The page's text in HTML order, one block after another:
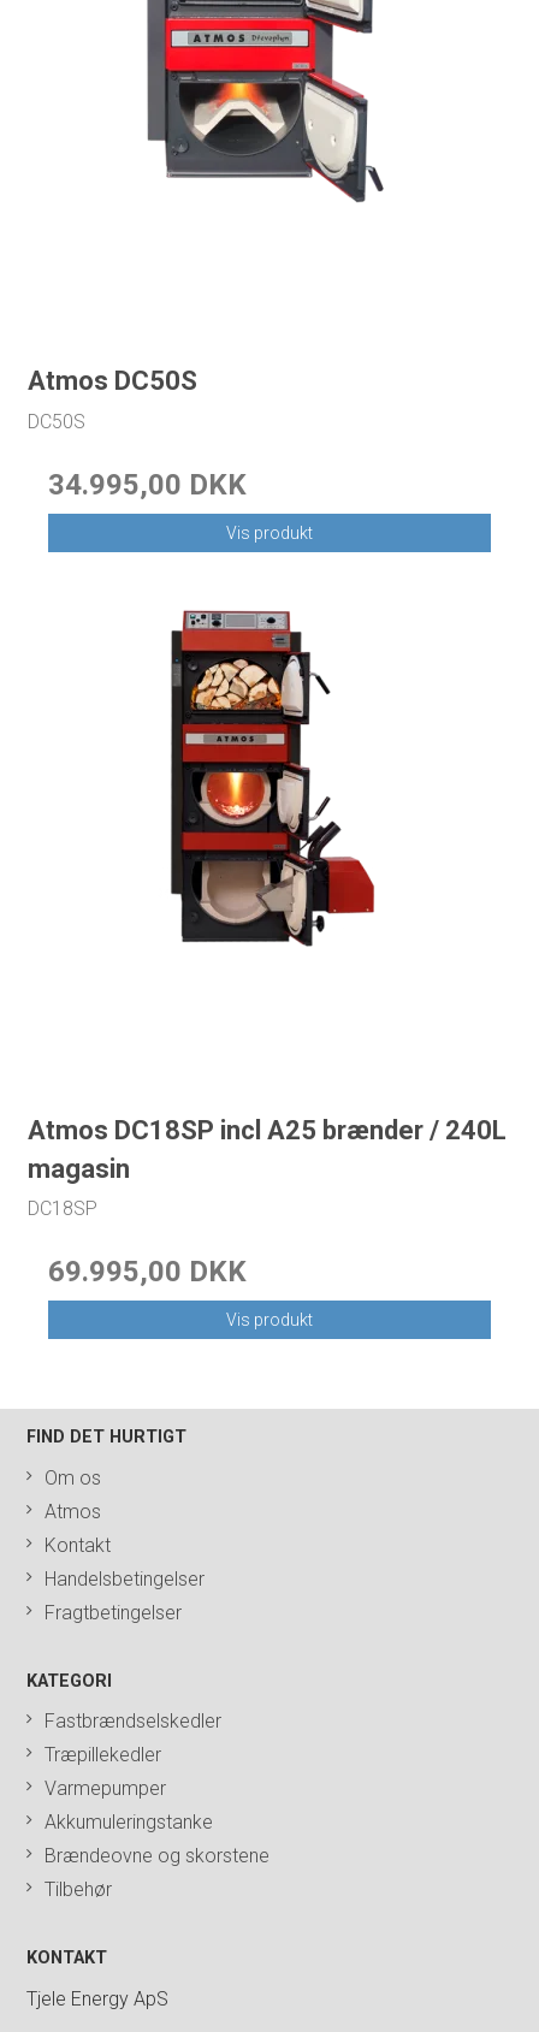
Atmos DC50S
DC50S
34.995,00 DKK
Vis produkt
Atmos DC18SP incl A25 brænder / 240L
magasin
DC18SP
69.995,00 DKK
Vis produkt
FIND DET HURTIGT
Om os
Atmos
Kontakt
Handelsbetingelser
Fragtbetingelser
KATEGORI
Fastbrændselskedler
Træpillekedler
Varmepumper
Akkumuleringstanke
Brændeovne og skorstene
Tilbehør
KONTAKT
Tjele Energy ApS